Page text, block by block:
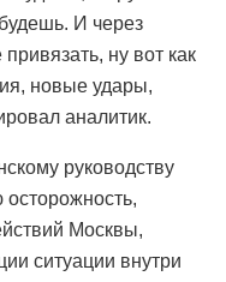
И через
ну вот как
новые удары,
аналитик.
руководству
Москвы,
ситуации внутри